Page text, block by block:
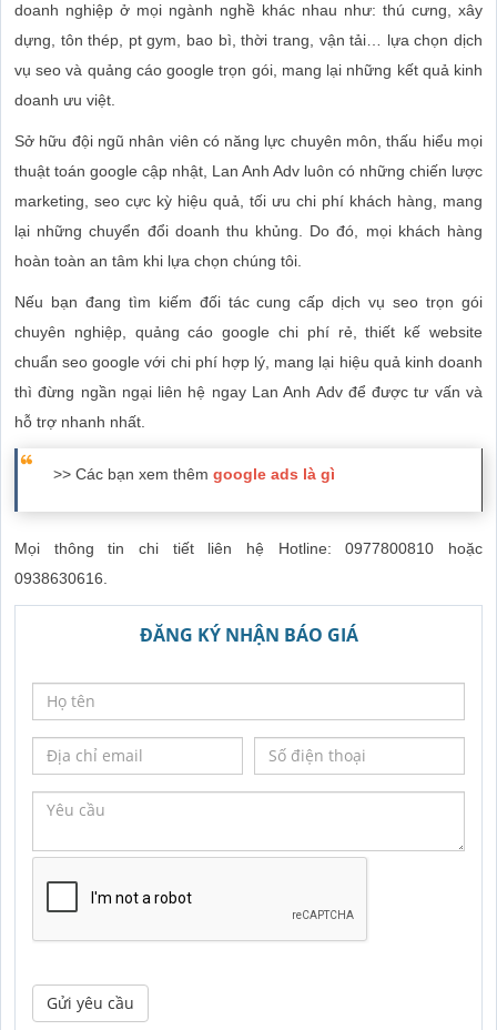
doanh nghiệp ở mọi ngành nghề khác nhau như: thú cưng, xây
dựng, tôn thép, pt gym, bao bì, thời trang, vận tải… lựa chọn dịch
vụ seo và quảng cáo google trọn gói, mang lại những kết quả kinh
doanh ưu việt.
Sở hữu đội ngũ nhân viên có năng lực chuyên môn, thấu hiểu mọi
thuật toán google cập nhật, Lan Anh Adv luôn có những chiến lược
marketing, seo cực kỳ hiệu quả, tối ưu chi phí khách hàng, mang
lại những chuyển đổi doanh thu khủng. Do đó, mọi khách hàng
hoàn toàn an tâm khi lựa chọn chúng tôi.
Nếu bạn đang tìm kiếm đối tác cung cấp dịch vụ seo trọn gói
chuyên nghiệp, quảng cáo google chi phí rẻ, thiết kế website
chuẩn seo google với chi phí hợp lý, mang lại hiệu quả kinh doanh
thì đừng ngần ngại liên hệ ngay Lan Anh Adv để được tư vấn và
hỗ trợ nhanh nhất.
>> Các bạn xem thêm google ads là gì
Mọi thông tin chi tiết liên hệ Hotline: 0977800810 hoặc
0938630616.
ĐĂNG KÝ NHẬN BÁO GIÁ
Gửi yêu cầu